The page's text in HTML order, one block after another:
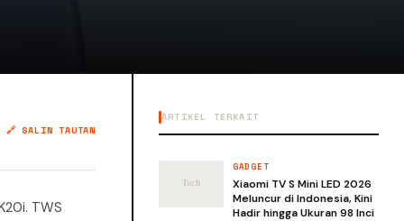
🔗 SALIN TAUTAN
TWS
ARTIKEL TERKAIT
GADGET
Xiaomi TV S Mini LED 2026
Meluncur di Indonesia, Kini
Hadir hingga Ukuran 98 Inci